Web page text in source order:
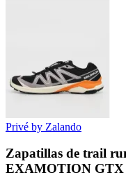
Privé by Zalando
Zapatillas de trail
EXAMOTION GTX